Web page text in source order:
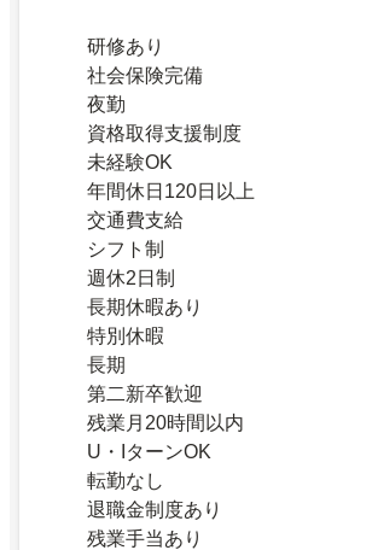
研修あり
社会保険完備
夜勤
資格取得支援制度
未経験OK
年間休日120日以上
交通費支給
シフト制
週休2日制
長期休暇あり
特別休暇
長期
第二新卒歓迎
残業月20時間以内
U・IターンOK
転勤なし
退職金制度あり
残業手当あり